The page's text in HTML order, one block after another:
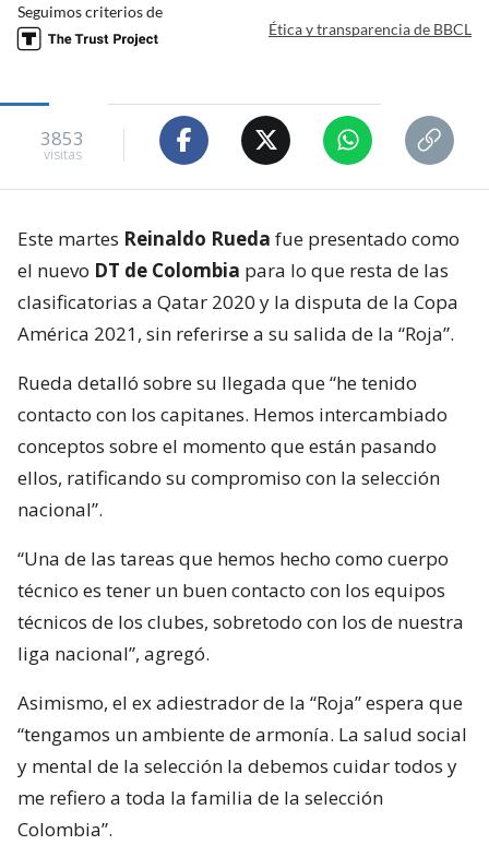
Seguimos criterios de
Ética y transparencia de BBCL
3853
visitas
Este martes Reinaldo Rueda fue presentado como
el nuevo DT de Colombia para lo que resta de las
clasificatorias a Qatar 2020 y la disputa de la Copa
América 2021, sin referirse a su salida de la “Roja”.
Rueda detalló sobre su llegada que “he tenido
contacto con los capitanes. Hemos intercambiado
conceptos sobre el momento que están pasando
ellos, ratificando su compromiso con la selección
nacional”.
“Una de las tareas que hemos hecho como cuerpo
técnico es tener un buen contacto con los equipos
técnicos de los clubes, sobretodo con los de nuestra
liga nacional”, agregó.
Asimismo, el ex adiestrador de la “Roja” espera que
“tengamos un ambiente de armonía. La salud social
y mental de la selección la debemos cuidar todos y
me refiero a toda la familia de la selección
Colombia”.